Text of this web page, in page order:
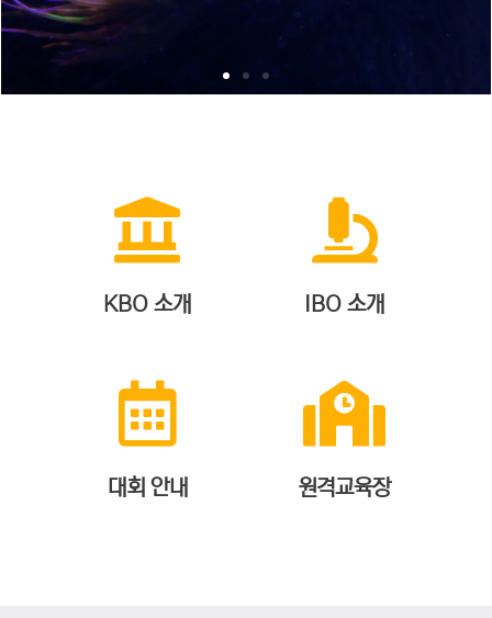
KBO 소개 IBO 소개
대회 안내 원격교육장